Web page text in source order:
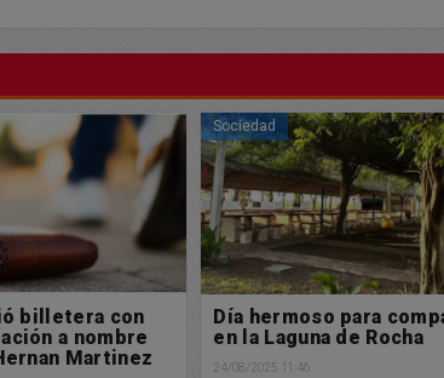
para compartir
de Rocha
Sociedad
Muy feliz domingo para
tod@s
24/08/2025 03:42